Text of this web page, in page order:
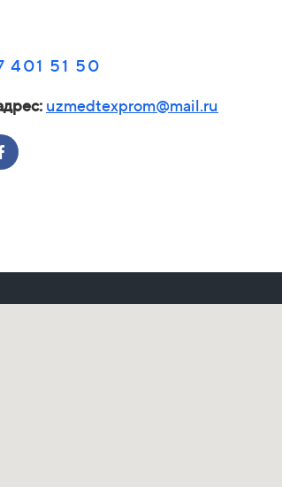
401 51 50
uzmedtexprom@mail.ru